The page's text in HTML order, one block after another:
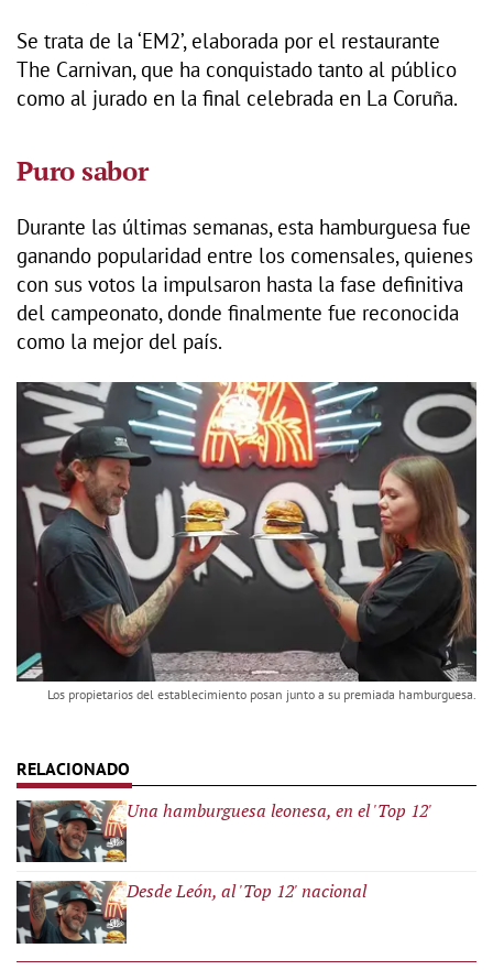
Se trata de la ‘EM2’, elaborada por el restaurante
The Carnivan, que ha conquistado tanto al público
como al jurado en la final celebrada en La Coruña.
Puro sabor
Durante las últimas semanas, esta hamburguesa fue
ganando popularidad entre los comensales, quienes
con sus votos la impulsaron hasta la fase definitiva
del campeonato, donde finalmente fue reconocida
como la mejor del país.
Los propietarios del establecimiento posan junto a su premiada hamburguesa.
Una hamburguesa leonesa, en el 'Top 12'
Desde León, al 'Top 12' nacional